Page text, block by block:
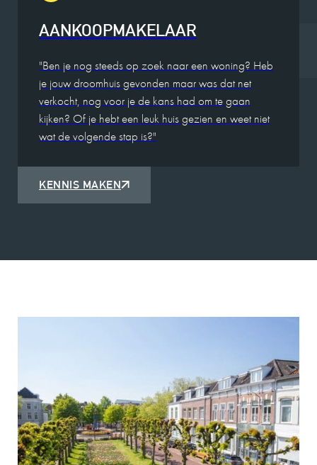
AANKOOPMAKELAAR
"Ben je nog steeds op zoek naar een woning? Heb
je jouw droomhuis gevonden maar was dat net
verkocht, nog voor je de kans had om te gaan
kijken? Of je hebt een leuk huis gezien en weet niet
wat de volgende stap is?"
KENNIS MAKEN